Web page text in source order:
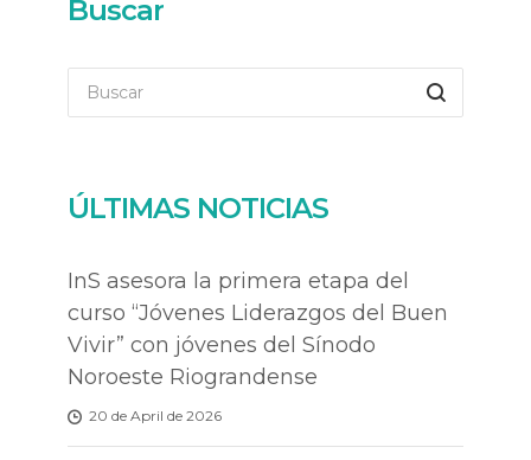
Buscar
ÚLTIMAS NOTICIAS
InS asesora la primera etapa del
curso “Jóvenes Liderazgos del Buen
Vivir” con jóvenes del Sínodo
Noroeste Riograndense
20 de April de 2026